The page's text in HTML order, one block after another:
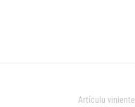
Artículu viniente